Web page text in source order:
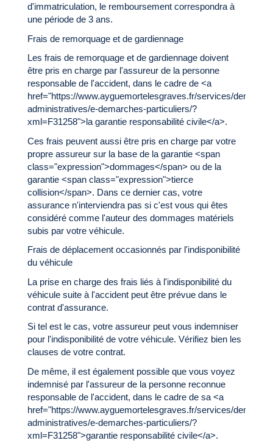
d'immatriculation, le remboursement correspondra à
une période de 3 ans.
Frais de remorquage et de gardiennage
Les frais de remorquage et de gardiennage doivent
être pris en charge par l'assureur de la personne
responsable de l'accident, dans le cadre de <a
href="https://www.ayguemortelesgraves.fr/services/
administratives/e-demarches-particuliers/?
xml=F31258">la garantie responsabilité civile</a>.
Ces frais peuvent aussi être pris en charge par votre
propre assureur sur la base de la garantie <span
class="expression">dommages</span> ou de la
garantie <span class="expression">tierce
collision</span>. Dans ce dernier cas, votre
assurance n'interviendra pas si c'est vous qui êtes
considéré comme l'auteur des dommages matériels
subis par votre véhicule.
Frais de déplacement occasionnés par l'indisponibilité
du véhicule
La prise en charge des frais liés à l'indisponibilité du
véhicule suite à l'accident peut être prévue dans le
contrat d'assurance.
Si tel est le cas, votre assureur peut vous indemniser
pour l'indisponibilité de votre véhicule. Vérifiez bien les
clauses de votre contrat.
De même, il est également possible que vous voyez
indemnisé par l'assureur de la personne reconnue
responsable de l'accident, dans le cadre de sa <a
href="https://www.ayguemortelesgraves.fr/services/
administratives/e-demarches-particuliers/?
xml=F31258">garantie responsabilité civile</a>.